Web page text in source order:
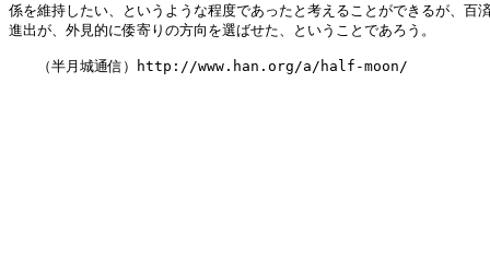
係を維持したい、というような程度であったと考えることができるが、百
進出が、外見的に倭寄りの方向を選ばせた、ということであろう。
（半月城通信）http://www.han.org/a/half-moon/